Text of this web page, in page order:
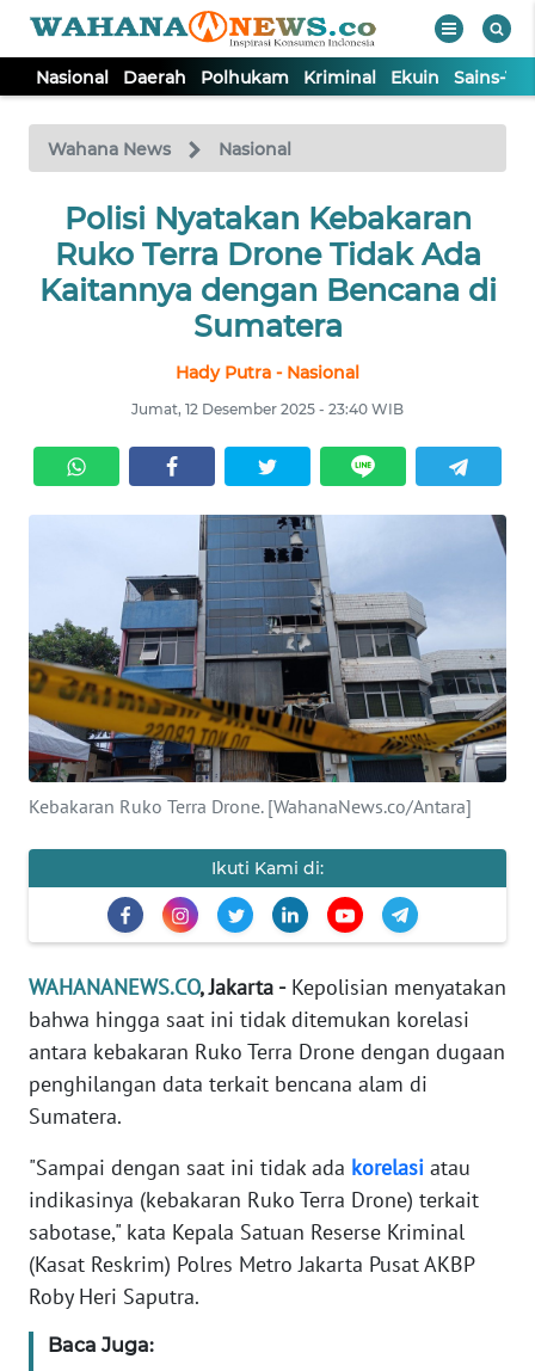
Nasional Daerah Polhukam Kriminal Ekuin Sains-
Wahana News Nasional
Polisi Nyatakan Kebakaran
Ruko Terra Drone Tidak Ada
Kaitannya dengan Bencana di
Sumatera
Hady Putra - Nasional
Jumat, 12 Desember 2025 - 23:40 WIB
Kebakaran Ruko Terra Drone. [WahanaNews.co/Antara]
Ikuti Kami di:
WAHANANEWS.CO, Jakarta -Kepolisian menyatakan
bahwa hingga saat ini tidak ditemukan korelasi
antara kebakaran Ruko Terra Drone dengan dugaan
penghilangan data terkait bencana alam di
Sumatera.
"Sampai dengan saat ini tidak ada korelasi atau
indikasinya (kebakaran Ruko Terra Drone) terkait
sabotase," kata Kepala Satuan Reserse Kriminal
(Kasat Reskrim) Polres Metro Jakarta Pusat AKBP
Roby Heri Saputra.
Baca Juga:
TV
Tutup
NASIONAL
DAERAH
EKUIN
KESEHATAN
INTERNASIONAL
SERBA-SERBI
PENDIDIKAN
OLAHRAGA
OPINI
EDITORIAL
Informasi
INDEKS
BERITA
KONTAK
KAMI
INFO
IKLAN